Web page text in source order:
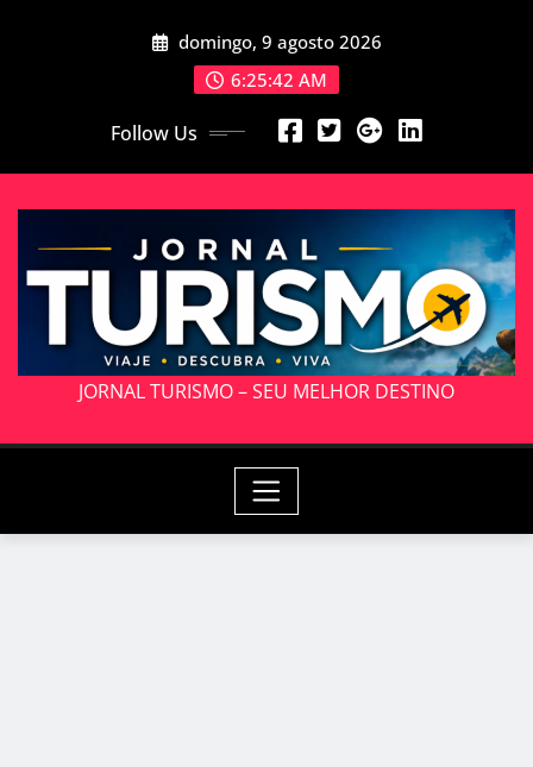
domingo, 9 agosto 2026
6:25:42 AM
Follow Us
JORNAL TURISMO – SEU MELHOR DESTINO